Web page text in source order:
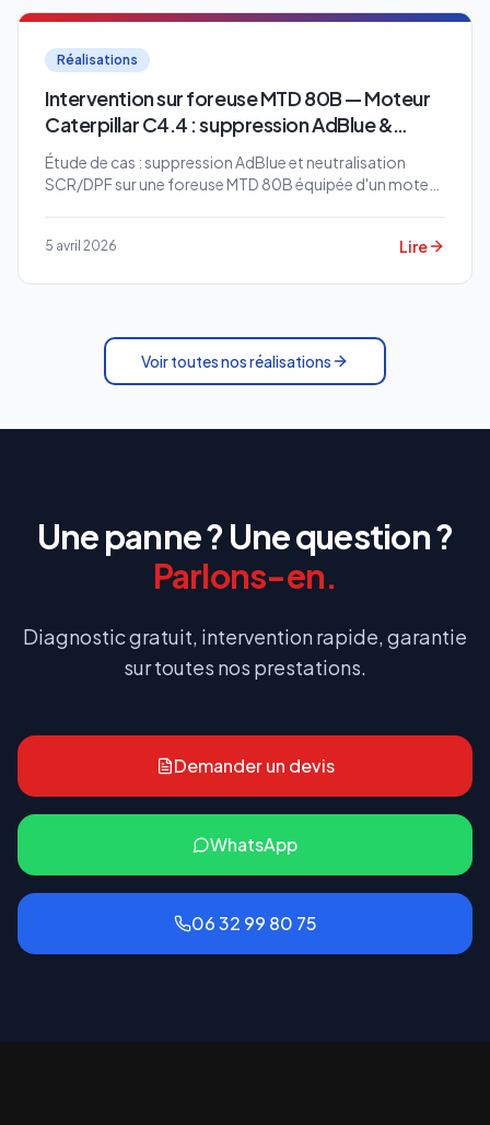
Réalisations
Intervention sur foreuse MTD 80B — Moteur
Caterpillar C4.4 : suppression AdBlue &
neutralisation SCR/DPF
Étude de cas : suppression AdBlue et neutralisation
SCR/DPF sur une foreuse MTD 80B équipée d'un moteur
5 avril 2026 Lire
Voir toutes nos réalisations
Une panne ? Une question ?
Parlons-en.
Diagnostic gratuit, intervention rapide, garantie
sur toutes nos prestations.
Demander un devis
WhatsApp
06 32 99 80 75